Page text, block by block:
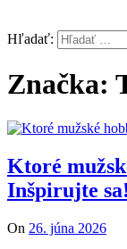
Hľadať:
Značka:
Ktoré
Inšpirujte sa!
On 26. júna 2026